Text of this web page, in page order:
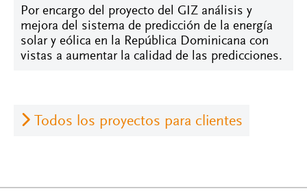
Por encargo del proyecto del GIZ análisis y
mejora del sistema de predicción de la energía
solar y eólica en la República Dominicana con
vistas a aumentar la calidad de las predicciones.
Todos los proyectos para clientes